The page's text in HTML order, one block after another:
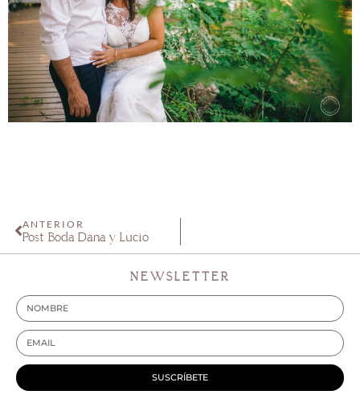
ANTERIOR
Post Boda Dana y Lucio
NEWSLETTER
SUSCRÍBETE